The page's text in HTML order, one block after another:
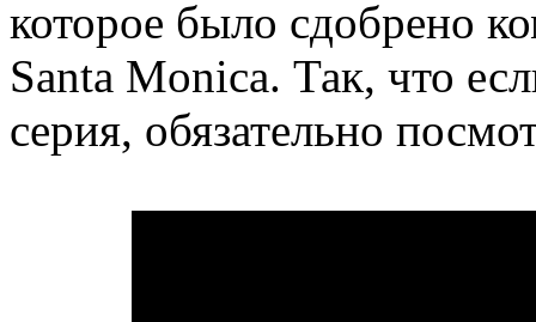
которое было сдобрено
Santa Monica. Так, что
серия, обязательно